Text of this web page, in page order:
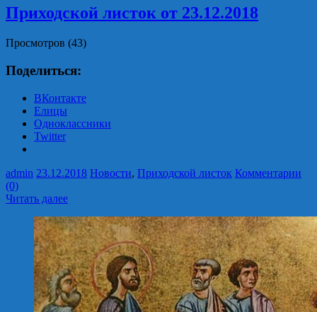
Приходской листок от 23.12.2018
Просмотров (43)
Поделиться:
ВКонтакте
Елицы
Одноклассники
Twitter
admin 23.12.2018 Новости, Приходской листок Комментарии
(0)
Читать далее